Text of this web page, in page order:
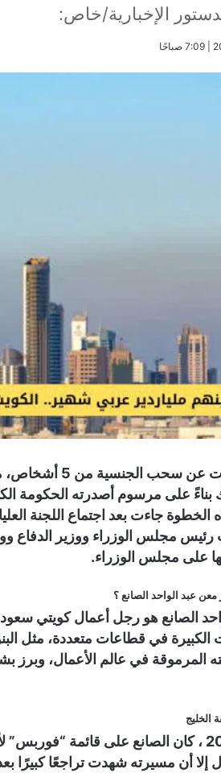
الإخبارية/خاص:
أعلنت الكويت
الخطوة جاءت بعد اجتماع اللجنة
على مجلس الوزراء.
معن عبد الواحد الصانع ؟
الصانع هو رجل أعمال كويتي
في قطاعات متعددة، مثل
المرموقة في عالم الأعمال،
الخليج
في عام 2007 ، كان الصانع على قائمة
إلا أن مسيرته شهدت تراجعًا